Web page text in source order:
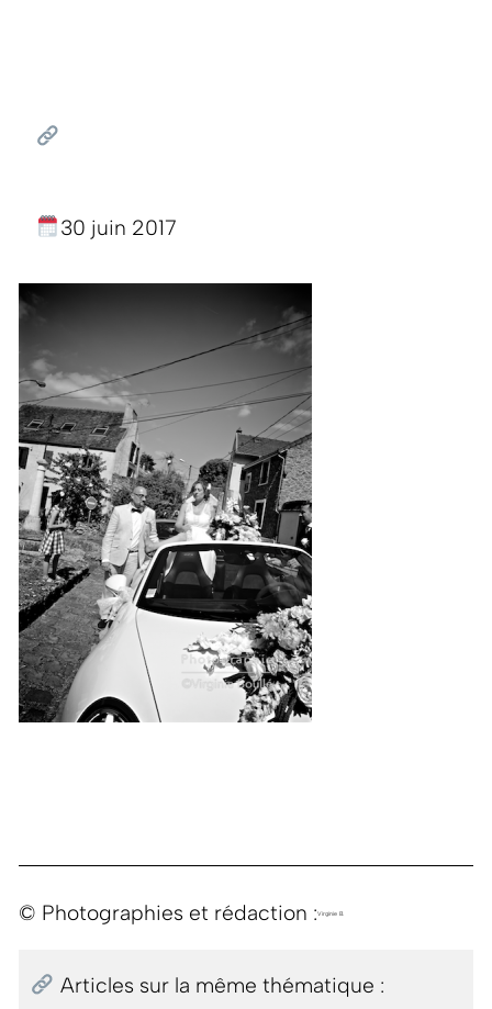
30 juin 2017
© Photographies et rédaction :Virginie B.
Articles sur la même thématique :